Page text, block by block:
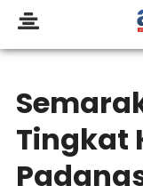
Tingkat